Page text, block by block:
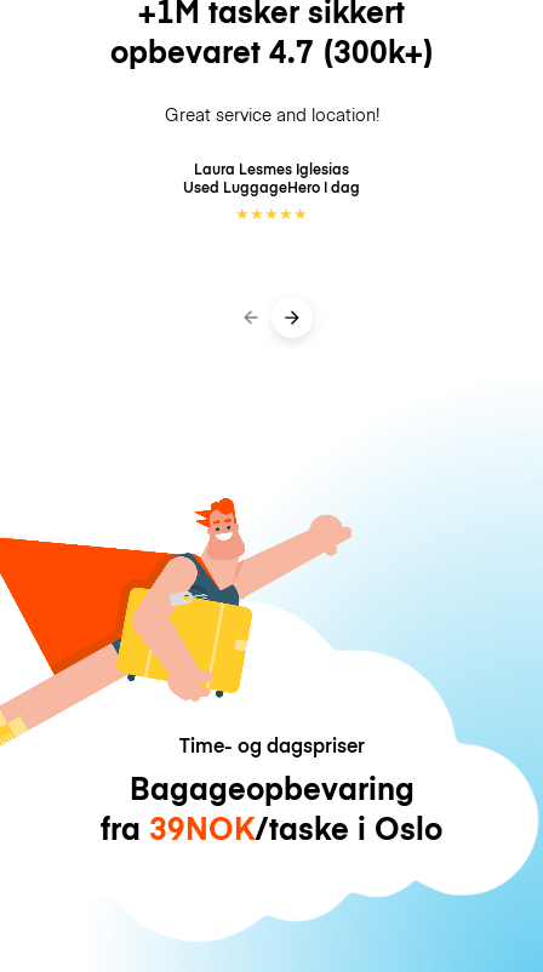
+1M tasker sikkert
opbevaret 4.7 (300k+)
Great service and location!
Laura Lesmes Iglesias
Used LuggageHero I dag
★★★★★
Time- og dagspriser
Bagageopbevaring
fra 39NOK/taske i Oslo